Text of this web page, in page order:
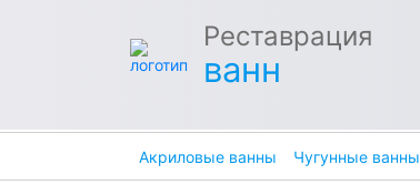
Реставрация
ванн
Акриловые ванны Чугунные ванны